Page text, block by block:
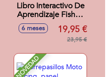
Libro Interactivo De
Aprendizaje Fisher-
Price Ríe Y
Aprende Con Luz y
6 meses 19,95 €
23,95 €
NOVEDAD